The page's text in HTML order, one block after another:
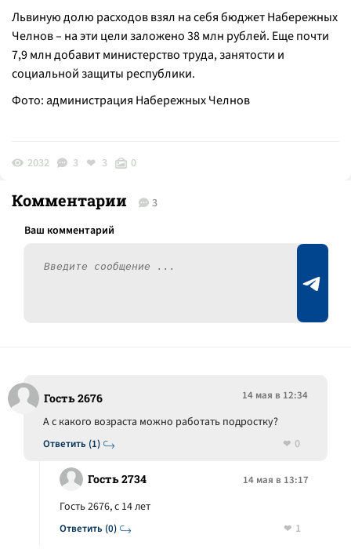
Львиную долю расходов взял на себя бюджет Набережных
Челнов – на эти цели заложено 38 млн рублей. Еще почти
7,9 млн добавит министерство труда, занятости и
социальной защиты республики.
Фото: администрация Набережных Челнов
2032 3 3 0
Комментарии 3
Гость 2676 14 мая в 12:34
Ответить (1)
А с какого возраста можно работать подростку?
0
Гость 2734 14 мая в 13:17
Ответить (0)
Гость 2676, с 14 лет
1